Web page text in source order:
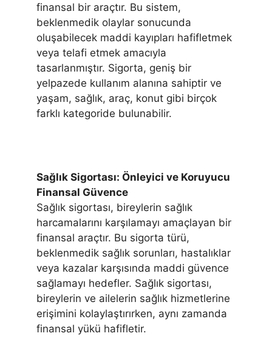
finansal bir araçtır. Bu sistem,
beklenmedik olaylar sonucunda
oluşabilecek maddi kayıpları hafifletmek
veya telafi etmek amacıyla
tasarlanmıştır. Sigorta, geniş bir
yelpazede kullanım alanına sahiptir ve
yaşam, sağlık, araç, konut gibi birçok
farklı kategoride bulunabilir.
Sağlık Sigortası: Önleyici ve Koruyucu
Finansal Güvence
Sağlık sigortası, bireylerin sağlık
harcamalarını karşılamayı amaçlayan bir
finansal araçtır. Bu sigorta türü,
beklenmedik sağlık sorunları, hastalıklar
veya kazalar karşısında maddi güvence
sağlamayı hedefler. Sağlık sigortası,
bireylerin ve ailelerin sağlık hizmetlerine
erişimini kolaylaştırırken, aynı zamanda
finansal yükü hafifletir.